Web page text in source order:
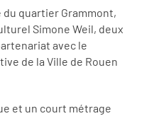
du quartier Grammont,
Simone Weil, deux
avec le
de la Ville de Rouen
et un court métrage